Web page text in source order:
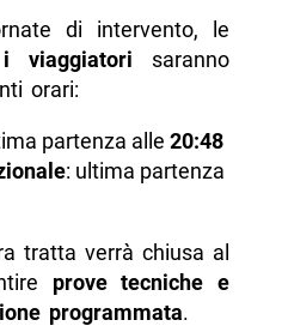
di intervento, le
viaggiatori saranno
orari:
partenza alle 20:48
: ultima partenza
tratta verrà chiusa al
prove tecniche e
programmata.